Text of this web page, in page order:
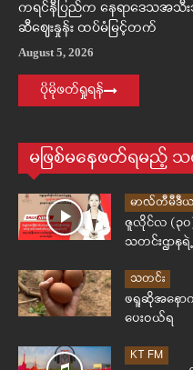
ကရင်နီပြည်က နေရာဒေသအသီ
ဆီဈေးနှုန်း ထပ်မံမြင့်တက်
August 5, 2026
ပိုမိုဖတ်ရှုရန်
မဖြစ်မနေဖတ်ရမည့် သတ
မာလ်တီမီဒီ
ဇူလိုင်လ (၃၀
သတင်းဌာန
သတင်း
ဖရူဆိုအနော
ပေးဝယ်ရ
KT FM